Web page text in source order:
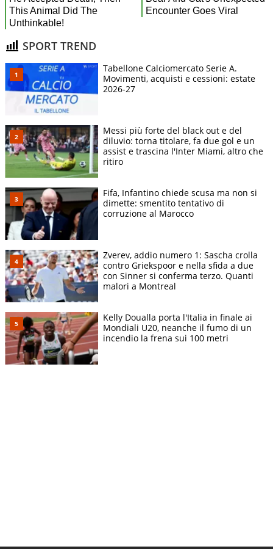
SPORT TREND
Tabellone Calciomercato Serie A.
Movimenti, acquisti e cessioni: estate
2026-27
Messi più forte del black out e del
diluvio: torna titolare, fa due gol e un
assist e trascina l'Inter Miami, altro che
ritiro
Fifa, Infantino chiede scusa ma non si
dimette: smentito tentativo di
corruzione al Marocco
Zverev, addio numero 1: Sascha crolla
contro Griekspoor e nella sfida a due
con Sinner si conferma terzo. Quanti
malori a Montreal
Kelly Doualla porta l'Italia in finale ai
Mondiali U20, neanche il fumo di un
incendio la frena sui 100 metri